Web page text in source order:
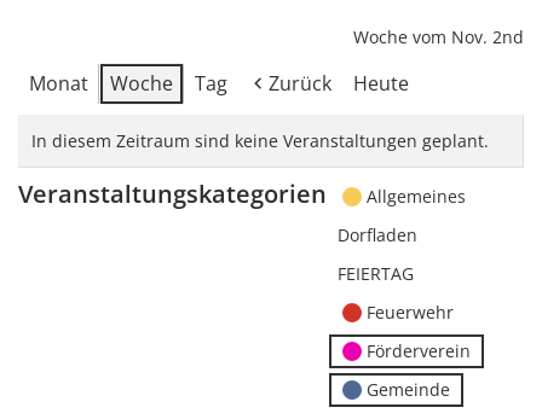
Woche vom Nov. 2nd
Monat Woche Tag Zurück Heute
In diesem Zeitraum sind keine Veranstaltungen geplant.
Veranstaltungskategorien
Allgemeines
Dorfladen
FEIERTAG
Feuerwehr
Förderverein
Gemeinde